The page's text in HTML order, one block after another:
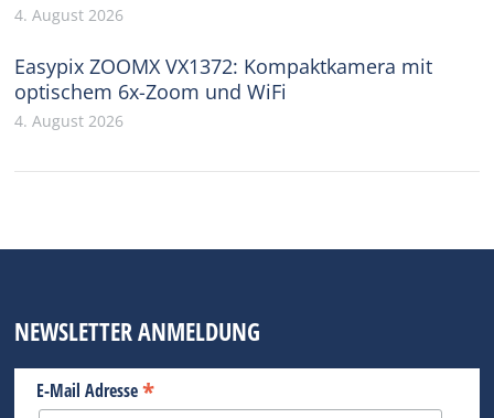
4. August 2026
Easypix ZOOMX VX1372: Kompaktkamera mit
optischem 6x-Zoom und WiFi
4. August 2026
NEWSLETTER ANMELDUNG
E-Mail Adresse*